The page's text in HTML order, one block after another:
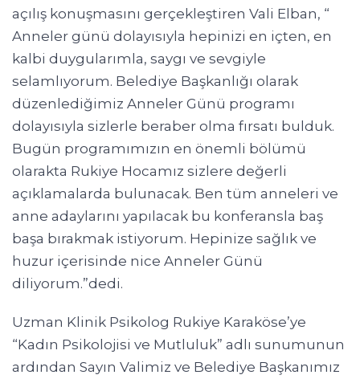
açılış konuşmasını gerçekleştiren Vali Elban, “
Anneler günü dolayısıyla hepinizi en içten, en
kalbi duygularımla, saygı ve sevgiyle
selamlıyorum. Belediye Başkanlığı olarak
düzenlediğimiz Anneler Günü programı
dolayısıyla sizlerle beraber olma fırsatı bulduk.
Bugün programımızın en önemli bölümü
olarakta Rukiye Hocamız sizlere değerli
açıklamalarda bulunacak. Ben tüm anneleri ve
anne adaylarını yapılacak bu konferansla baş
başa bırakmak istiyorum. Hepinize sağlık ve
huzur içerisinde nice Anneler Günü
diliyorum.”dedi.
Uzman Klinik Psikolog Rukiye Karaköse’ye
“Kadın Psikolojisi ve Mutluluk” adlı sunumunun
ardından Sayın Valimiz ve Belediye Başkanımız